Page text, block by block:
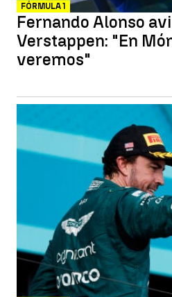
FÓRMULA 1
Fernando Alonso
Verstappen: "En
veremos"